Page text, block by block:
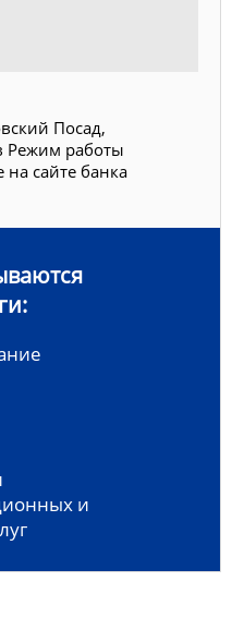
Посад,
Режим работы
на сайте банка
и